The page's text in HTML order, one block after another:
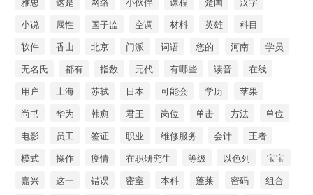
小说
属性 国子监 空调 材料 英雄
科目
软件
香山 北京 门派 词语 您的 河南
学员
无名氏
都有 指数 元代 有哪些 读音
在线
用户
上海 苏轼 日本 可能会 学历
苹果
尚书
华为 韩愈 君王 岗位 单击 方法
单位
电影
员工 签证 职业 维修服务 会计
王者
模式
操作 疫情 在职研究生 等级 以色列
宝宝
嘉兴
这一 错误 密室 本科 蓬莱 密码
组合